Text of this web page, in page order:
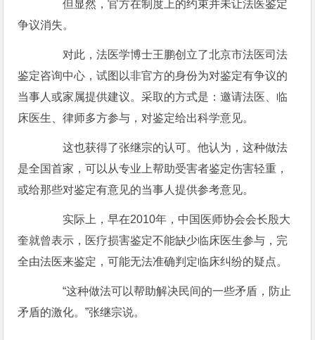
但显然，官方在制度上的约束并未让法医鉴定
争议消失。
对此，法医学博士王鹏创立了北京市法医司法
鉴定咨询中心，试图以非官方的身份为对鉴定有争议的
当事人或家属提供建议。采取的方式是：邀请法医、临
床医生、律师多方参与，对鉴定给出科学意见。
这也获得了张继宗的认可。他认为，这种做法
是全国首家，可以从专业上帮助受害者鉴定伤害轻重，
或给那些对鉴定有意见的当事人提供参考意见。
实际上，早在2010年，中国医师协会会长殷大
奎就曾表示，医疗损害鉴定不能缺少临床医生参与，完
全由法医来鉴定，可能无法准确判定临床纠纷的疑点。
“这种做法可以帮助解决民间的一些矛盾，防止
矛盾的激化。”张继宗说。